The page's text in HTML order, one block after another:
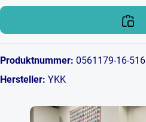
Produktnummer: 0561179-16-516
Hersteller: YKK